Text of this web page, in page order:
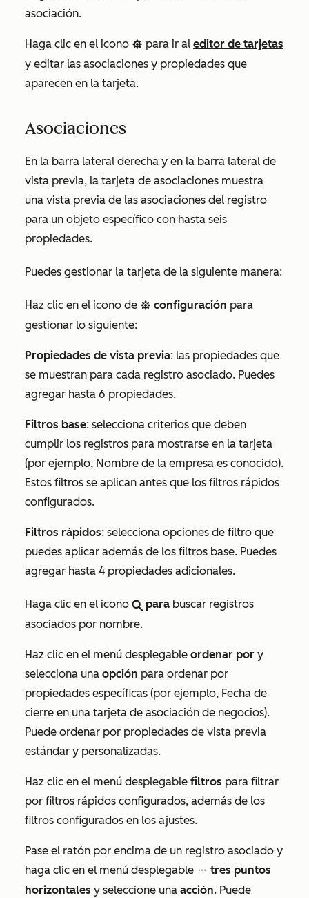
asociación.
Haga clic en el icono settings para ir al editor de tarjetas
y editar las asociaciones y propiedades que
aparecen en la tarjeta.
Asociaciones
En la barra lateral derecha y en la barra lateral de
vista previa, la tarjeta de asociaciones muestra
una vista previa de las asociaciones del registro
para un objeto específico con hasta seis
propiedades.
Puedes gestionar la tarjeta de la siguiente manera:
Haz clic en el icono de settingsIcon configuración para
gestionar lo siguiente:
Propiedades de vista previa: las propiedades que
se muestran para cada registro asociado. Puedes
agregar hasta 6 propiedades.
Filtros base: selecciona criterios que deben
cumplir los registros para mostrarse en la tarjeta
(por ejemplo, Nombre de la empresa es conocido).
Estos filtros se aplican antes que los filtros rápidos
configurados.
Filtros rápidos: selecciona opciones de filtro que
puedes aplicar además de los filtros base. Puedes
agregar hasta 4 propiedades adicionales.
Haga clic en el icono search para buscar registros
asociados por nombre.
Haz clic en el menú desplegable ordenar por y
selecciona una opción para ordenar por
propiedades específicas (por ejemplo, Fecha de
cierre en una tarjeta de asociación de negocios).
Puede ordenar por propiedades de vista previa
estándar y personalizadas.
Haz clic en el menú desplegable filtros para filtrar
por filtros rápidos configurados, además de los
filtros configurados en los ajustes.
Pase el ratón por encima de un registro asociado y
haga clic en el menú desplegable ellipses tres puntos
horizontales y seleccione una acción. Puede